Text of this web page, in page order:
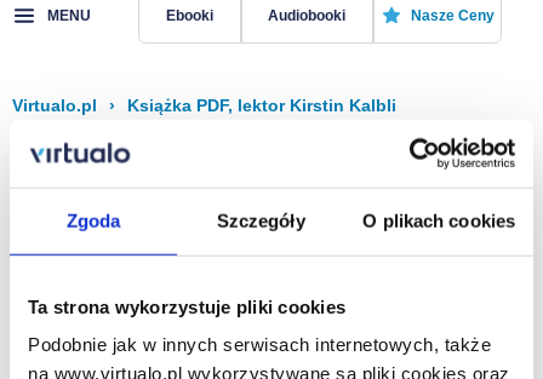
Zgoda Szczegóły O plikach cookies
Ta strona wykorzystuje pliki cookies
Podobnie jak w innych serwisach internetowych, także
na www.virtualo.pl wykorzystywane są pliki cookies oraz
MENU Ebooki Audiobooki Nasze Ceny
Virtualo.pl › Książka PDF, lektor Kirstin Kalbli
Filtruj Sortuj
Na stronie